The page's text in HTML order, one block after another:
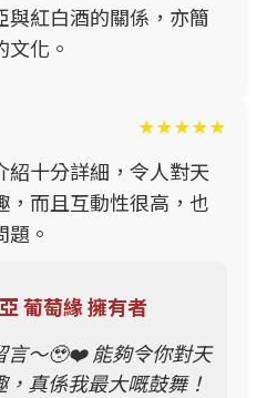
與紅白酒的關係，亦簡
化。
★★★★★
紹十分詳細，令人對天
，而且互動性很高，也
。
葡萄緣 擁有者
言～🥹❤️ 能夠令你對天
真係我最大嘅鼓舞！